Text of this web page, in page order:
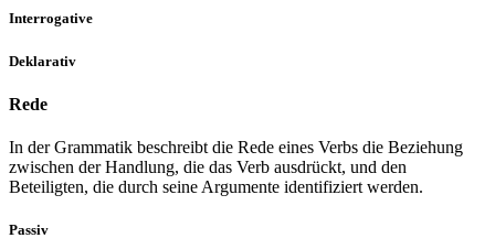
Interrogative
Deklarativ
Rede
In der Grammatik beschreibt die Rede eines Verbs die Beziehung
zwischen der Handlung, die das Verb ausdrückt, und den
Beteiligten, die durch seine Argumente identifiziert werden.
Passiv